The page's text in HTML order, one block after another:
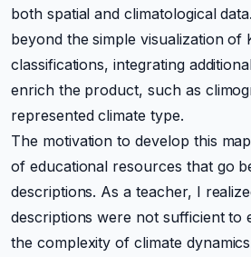
both spatial and climatological
beyond the simple visualization of
classifications, integrating
enrich the product, such as
represented climate type.
The motivation to develop this
of educational resources that go
descriptions. As a teacher, I
descriptions were not sufficient to
the complexity of climate